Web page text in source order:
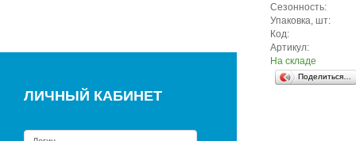
ЛИЧНЫЙ КАБИНЕТ
Сезонность:
Упаковка, шт:
Код:
Артикул:
На складе
Поделиться…